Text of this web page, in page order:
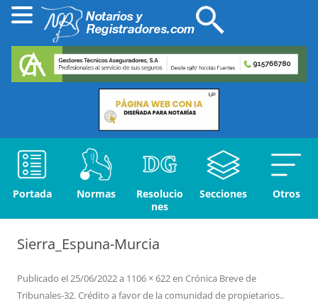
Portada Normas
Resolucio
nes
Secciones Otros
Sierra_Espuna-Murcia
Publicado el25/06/2022a 1106 × 622en Crónica Breve de
Tribunales-32. Crédito a favor de la comunidad de propietarios..